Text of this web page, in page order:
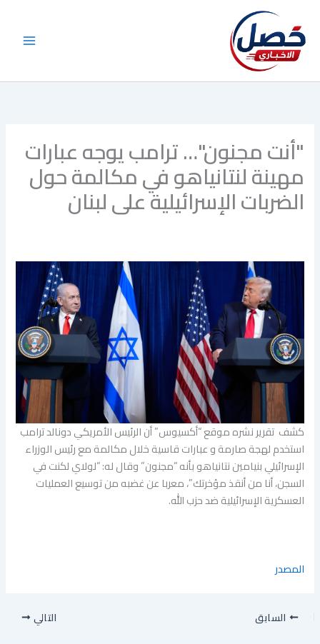
المحتوى
"أنت مجنون"… ترامب يوجه عبارات
مهينة لنتانياهو في مكالمة حول
الضربات الإسرائيلية على لبنان
كشف تقرير نشره موقع “أكسيوس” أن الرئيس الأمريكي دونالد ترامب
استخدم لهجة صارمة و عبارات قاسية خلال مكالمة مع رئيس الوزراء
الإسرائيلي بنيامين نتانياهو بأنه “مجنون” وقال له: “لولاي لكنت في
السجن، أنا من أنقذ مؤخرتك”، معربا عن غضبه من توسيع العمليات
العسكرية الإسرائيلية ضد حزب الله.
المصدر
السابق التالي